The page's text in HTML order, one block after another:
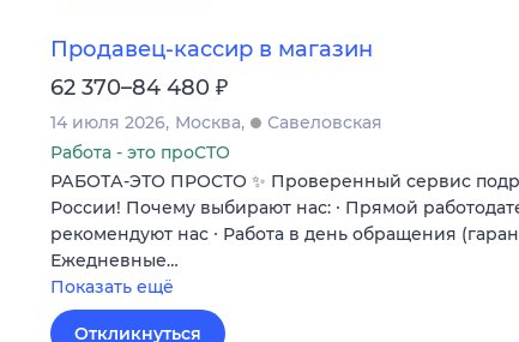
Продавец-кассир в магазин
62 370–84 480 ₽
14 июля 2026 Москва
Савеловская
Работа - это проСТО
РАБОТА-ЭТО ПРОСТО ✨ Проверенный сервис
России! Почему выбирают нас: ∙ Прямой
рекомендуют нас ∙ Работа в день обращения
Ежедневные…
Показать ещё
Откликнуться